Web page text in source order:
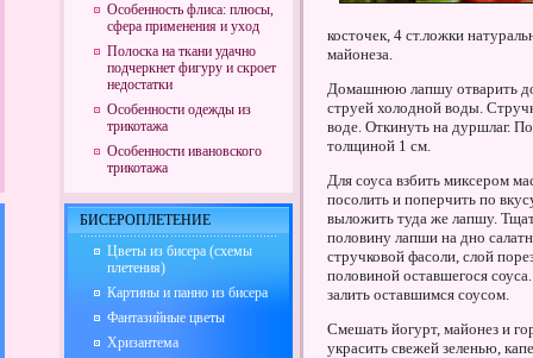
косточек, 4 ст.ложки
майонеза.
Домашнюю лапшу отварить
струей холодной воды.
воде. Откинуть на дуршлаг.
толщиной 1 см.
Для соуса взбить миксером
посолить и поперчить по
выложить туда же лапшу.
половину лапши на дно
стручковой фасоли, слой
половиной оставшегося
залить оставшимся соусом.
Смешать йогурт, майонез и
украсить свежей зеленью,
Особенность флиса: плюсы,
сфера применения и уход
Полоска на ткани удачно
подчеркнет фигуру и скроет
недостатки
Особенности одежды из
трикотажа
Особенности ивановского
трикотажа
БИСЕРОПЛЕТЕНИЕ
Цветы из бисера (схемы
плетения)
Картины и панно из бисера
Фантазийные цветы
Хризантема